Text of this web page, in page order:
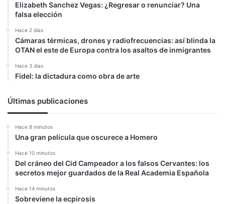
Elizabeth Sanchez Vegas: ¿Regresar o renunciar? Una
falsa elección
Hace 2 días
Cámaras térmicas, drones y radiofrecuencias: así blinda la
OTAN el este de Europa contra los asaltos de inmigrantes
Hace 3 días
Fidel: la dictadura como obra de arte
Últimas publicaciones
Hace 8 minutos
Una gran película que oscurece a Homero
Hace 10 minutos
Del cráneo del Cid Campeador a los falsos Cervantes: los
secretos mejor guardados de la Real Academia Española
Hace 14 minutos
Sobreviene la ecpirosis